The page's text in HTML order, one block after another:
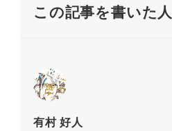
この記事を書いた人
有村 好人